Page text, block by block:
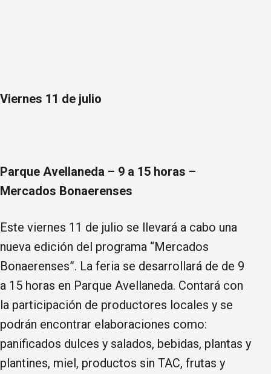
Viernes 11 de julio
Parque Avellaneda – 9 a 15 horas –
Mercados Bonaerenses
Este viernes 11 de julio se llevará a cabo una
nueva edición del programa “Mercados
Bonaerenses”. La feria se desarrollará de de 9
a 15 horas en Parque Avellaneda. Contará con
la participación de productores locales y se
podrán encontrar elaboraciones como:
panificados dulces y salados, bebidas, plantas y
plantines, miel, productos sin TAC, frutas y